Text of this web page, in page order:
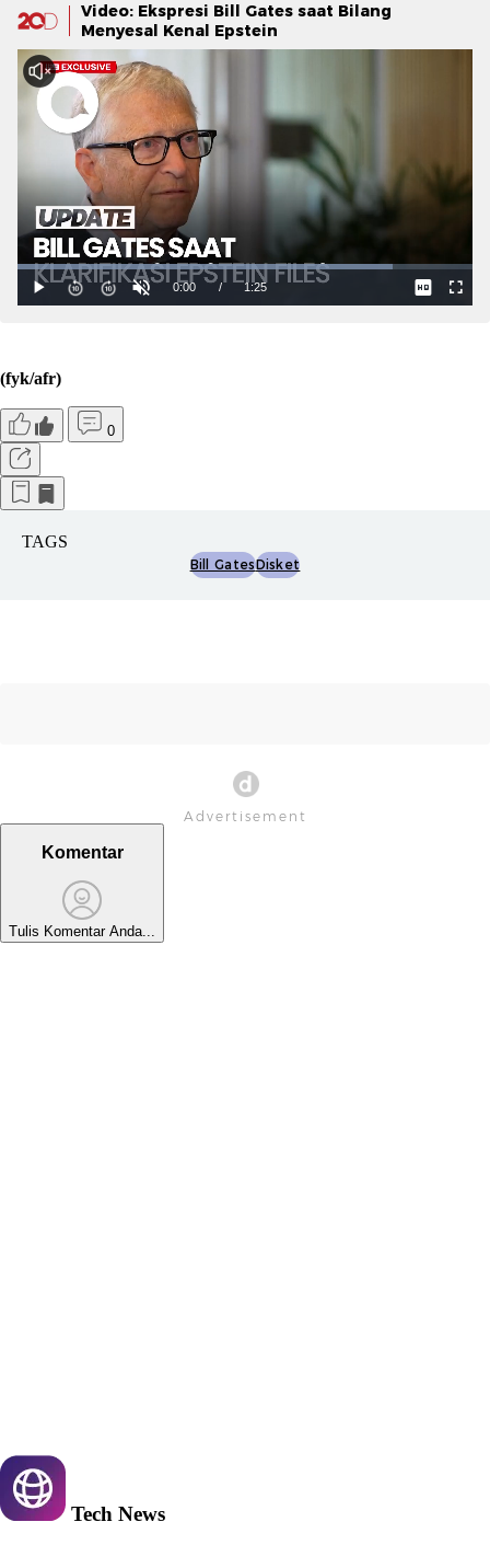
Video: Ekspresi Bill Gates saat Bilang
Menyesal Kenal Epstein
(fyk/afr)
0
TAGS
Bill GatesDisket
Komentar
Tulis Komentar Anda...
Tech News